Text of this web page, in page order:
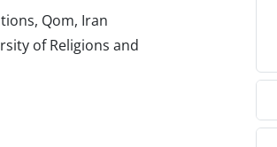
Qom, Iran
of Religions and